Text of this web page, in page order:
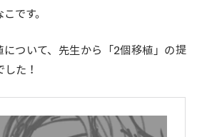
です。
ついて、先生から「2個移植」の提
た！